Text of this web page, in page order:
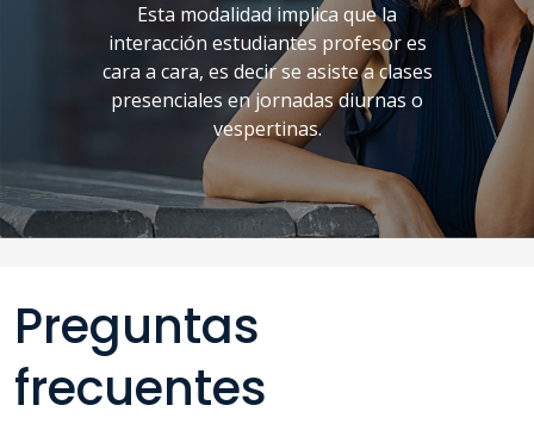
Esta modalidad implica que la
interacción estudiantes profesor es
cara a cara, es decir se asiste a clases
presenciales en jornadas diurnas o
vespertinas.
Preguntas
frecuentes